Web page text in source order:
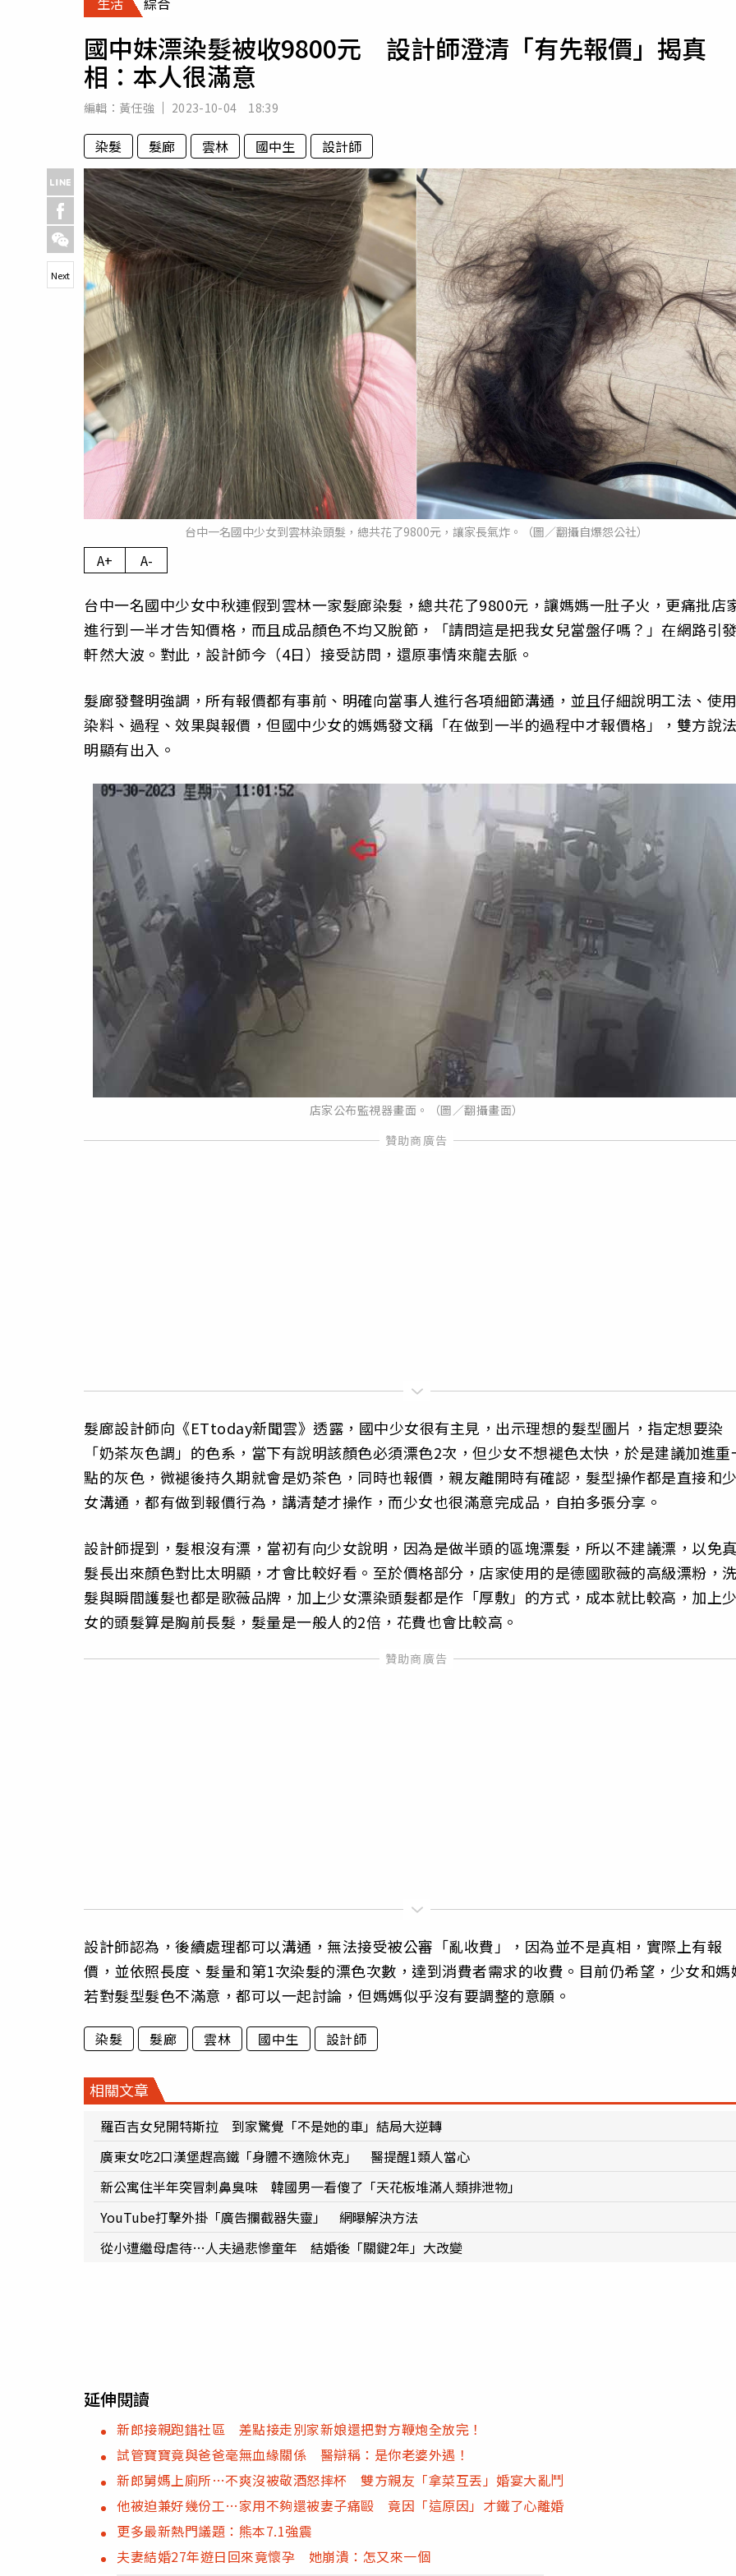
專欄
運勢
國中妹漂染髮被收9800元 設計師澄清「有先報價」揭真
相：本人很滿意
編輯： 黃任強 2023-10-04 18:39
染髮 髮廊 雲林 國中生 設計師
台中一名國中少女到雲林染頭髮，總共花了9800元，讓家長氣炸。（圖／翻攝自爆怨公社）
Next
A+ A-
台中一名國中少女中秋連假到雲林一家髮廊染髮，總共花了9800元，讓媽媽一肚子火，更痛批店
進行到一半才告知價格，而且成品顏色不均又脫節，「請問這是把我女兒當盤仔嗎？」在網路引
軒然大波。對此，設計師今（4日）接受訪問，還原事情來龍去脈。
髮廊發聲明強調，所有報價都有事前、明確向當事人進行各項細節溝通，並且仔細說明工法、使
染料、過程、效果與報價，但國中少女的媽媽發文稱「在做到一半的過程中才報價格」，雙方說
明顯有出入。
店家公布監視器畫面。（圖／翻攝畫面）
髮廊設計師向《ETtoday新聞雲》透露，國中少女很有主見，出示理想的髮型圖片，指定想要染
「奶茶灰色調」的色系，當下有說明該顏色必須漂色2次，但少女不想褪色太快，於是建議加進重
點的灰色，微褪後持久期就會是奶茶色，同時也報價，親友離開時有確認，髮型操作都是直接和
女溝通，都有做到報價行為，講清楚才操作，而少女也很滿意完成品，自拍多張分享。
設計師提到，髮根沒有漂，當初有向少女說明，因為是做半頭的區塊漂髮，所以不建議漂，以免
髮長出來顏色對比太明顯，才會比較好看。至於價格部分，店家使用的是德國歌薇的高級漂粉，
髮與瞬間護髮也都是歌薇品牌，加上少女漂染頭髮都是作「厚敷」的方式，成本就比較高，加上
女的頭髮算是胸前長髮，髮量是一般人的2倍，花費也會比較高。
設計師認為，後續處理都可以溝通，無法接受被公審「亂收費」，因為並不是真相，實際上有報
價，並依照長度、髮量和第1次染髮的漂色次數，達到消費者需求的收費。目前仍希望，少女和媽
若對髮型髮色不滿意，都可以一起討論，但媽媽似乎沒有要調整的意願。
染髮 髮廊 雲林 國中生 設計師
相關文章
羅百吉女兒開特斯拉 到家驚覺「不是她的車」結局大逆轉
廣東女吃2口漢堡趕高鐵「身體不適險休克」 醫提醒1類人當心
新公寓住半年突冒刺鼻臭味 韓國男一看傻了「天花板堆滿人類排泄物」
YouTube打擊外掛「廣告攔截器失靈」 網曝解決方法
從小遭繼母虐待…人夫過悲慘童年 結婚後「關鍵2年」大改變
延伸閱讀
新郎接親跑錯社區 差點接走別家新娘還把對方鞭炮全放完！
試管寶寶竟與爸爸毫無血緣關係 醫辯稱：是你老婆外遇！
新郎舅媽上廁所…不爽沒被敬酒怒摔杯 雙方親友「拿菜互丟」婚宴大亂鬥
他被迫兼好幾份工…家用不夠還被妻子痛毆 竟因「這原因」才鐵了心離婚
更多最新熱門議題：熊本7.1強震
夫妻結婚27年遊日回來竟懷孕 她崩潰：怎又來一個